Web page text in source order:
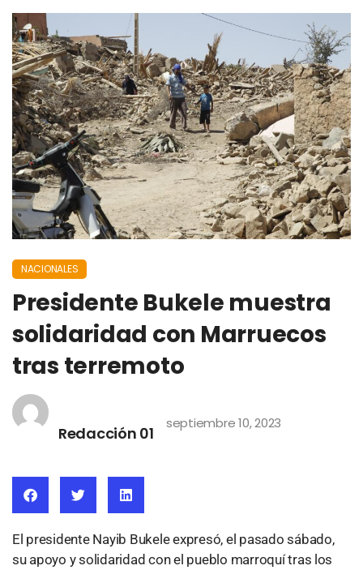
NACIONALES
Presidente Bukele muestra
solidaridad con Marruecos
tras terremoto
Redacción 01
septiembre 10, 2023
El presidente Nayib Bukele expresó, el pasado sábado,
su apoyo y solidaridad con el pueblo marroquí tras los